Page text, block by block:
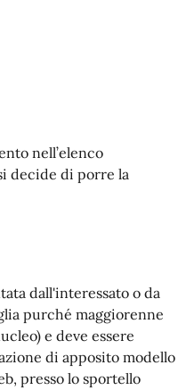
nell’elenco
decide di porre la
dall'interessato o da
purché maggiorenne
e deve essere
di apposito modello
presso lo sportello